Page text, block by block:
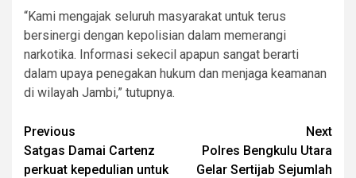
“Kami mengajak seluruh masyarakat untuk terus
bersinergi dengan kepolisian dalam memerangi
narkotika. Informasi sekecil apapun sangat berarti
dalam upaya penegakan hukum dan menjaga keamanan
di wilayah Jambi,” tutupnya.
Post
navigation
Previous
Satgas Damai Cartenz
perkuat kepedulian untuk
Next
Polres Bengkulu Utara
Gelar Sertijab Sejumlah